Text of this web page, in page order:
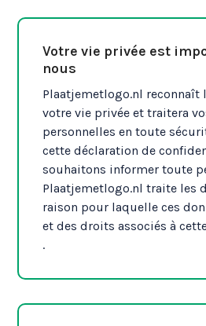
Votre vie privée est
nous
Plaatjemetlogo.nl reconnaît
votre vie privée et traitera
personnelles en toute
cette déclaration de
souhaitons informer toute
Plaatjemetlogo.nl traite les
raison pour laquelle ces
et des droits associés à
.